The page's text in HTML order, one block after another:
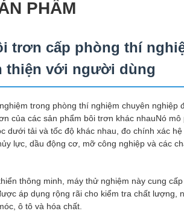
PHẨM
trơn cấp phòng thí
thiện với người dùng
trong phòng thí nghiệm chuyên nghiệp
của các sản phẩm bôi trơn khác nhauNó mô
dưới tải và tốc độ khác nhau, đo chính xác hệ
lực, dầu động cơ, mỡ công nghiệp và các
thông minh, máy thử nghiệm này cung
áp dụng rộng rãi cho kiểm tra chất lượng,
ô tô và hóa chất.